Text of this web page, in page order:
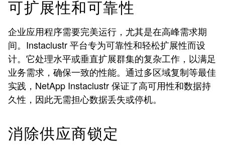
可扩展性和可靠性
企业应用程序需要完美运行，尤其是在高峰需求期
间。Instaclustr 平台专为可靠性和轻松扩展性而设
计。它处理水平或垂直扩展群集的复杂工作，以满足
业务需求，确保一致的性能。通过多区域复制等最佳
实践，NetApp Instaclustr 保证了高可用性和数据持
久性，因此无需担心数据丢失或停机。
消除供应商锁定